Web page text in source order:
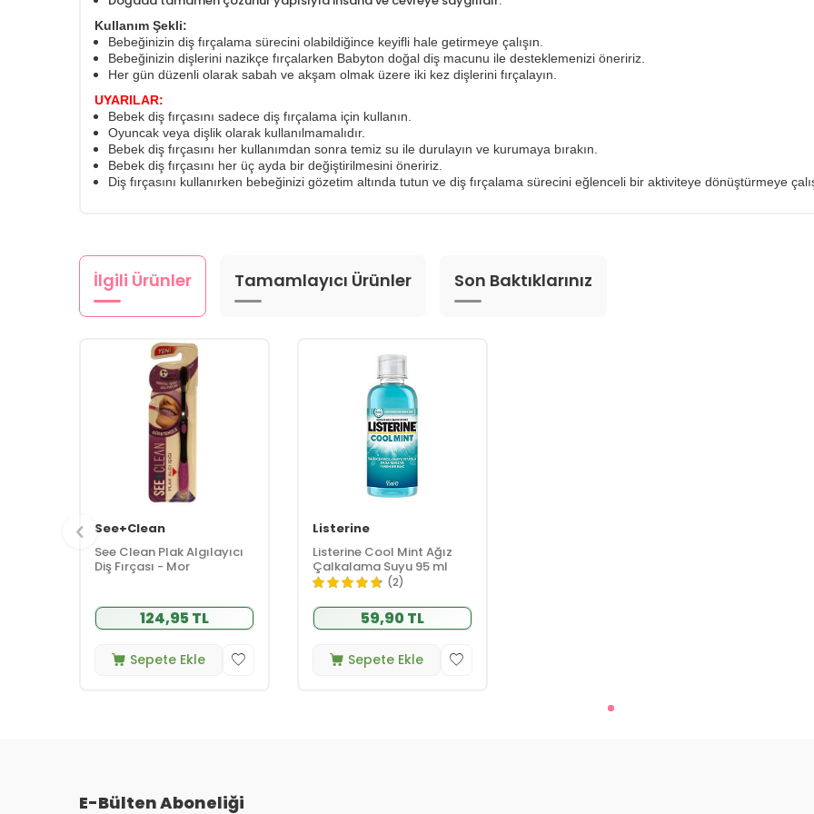
Kullanım Şekli:
Bebeğinizin diş fırçalama sürecini olabildiğince keyifli hale getirmeye çalışın.
Bebeğinizin dişlerini nazikçe fırçalarken Babyton doğal diş macunu ile desteklemenizi öneririz.
Her gün düzenli olarak sabah ve akşam olmak üzere iki kez dişlerini fırçalayın.
UYARILAR:
Bebek diş fırçasını sadece diş fırçalama için kullanın.
Oyuncak veya dişlik olarak kullanılmamalıdır.
Bebek diş fırçasını her kullanımdan sonra temiz su ile durulayın ve kurumaya bırakın.
Bebek diş fırçasını her üç ayda bir değiştirilmesini öneririz.
Diş fırçasını kullanırken bebeğinizi gözetim altında tutun ve diş fırçalama sürecini eğlenceli bir aktiviteye dönüştürmeye
İlgili Ürünler Tamamlayıcı Ürünler Son Baktıklarınız
See+Clean
See Clean Plak Algılayıcı
Diş Fırçası - Mor
124,95 TL
Sepete Ekle
Listerine
Listerine Cool Mint Ağız
Çalkalama Suyu 95 ml
(2)
59,90 TL
Sepete Ekle
E-Bülten Aboneliği